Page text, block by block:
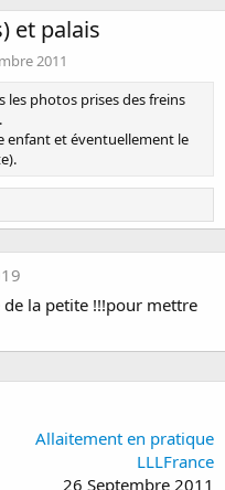
et palais
2011
photos prises des freins
enfant et éventuellement le
la petite !!!pour mettre
Allaitement en pratique
LLLFrance
26 Septembre 2011